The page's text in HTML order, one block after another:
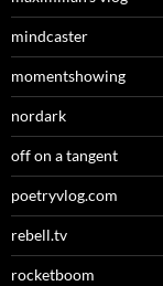
mindcaster
momentshowing
nordark
off on a tangent
poetryvlog.com
rebell.tv
rocketboom